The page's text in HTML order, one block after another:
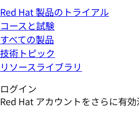
Red Hat 製品のトライアル
コースと試験
すべての製品
技術トピック
リソースライブラリ
ログイン
Red Hat アカウントをさらに有効